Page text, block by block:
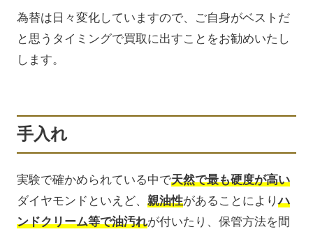
為替は日々変化していますので、ご自身がベストだ
と思うタイミングで買取に出すことをお勧めいたし
します。
手入れ
実験で確かめられている中で天然で最も硬度が高い
ダイヤモンドといえど、 親油性があることによりハ
ンドクリーム等で油汚れが付いたり、保管方法を間